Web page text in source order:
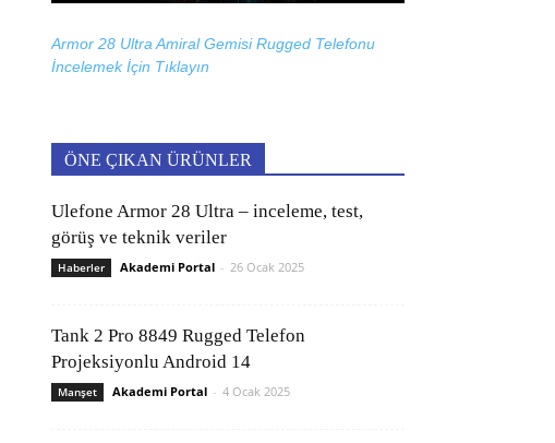
Armor 28 Ultra Amiral Gemisi Rugged Telefonu
İncelemek İçin Tıklayın
ÖNE ÇIKAN ÜRÜNLER
Ulefone Armor 28 Ultra – inceleme, test,
görüş ve teknik veriler
Haberler Akademi Portal - 26 Ocak 2025
Tank 2 Pro 8849 Rugged Telefon
Projeksiyonlu Android 14
Manşet Akademi Portal - 4 Ocak 2025